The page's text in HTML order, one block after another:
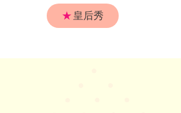
★ 皇后秀